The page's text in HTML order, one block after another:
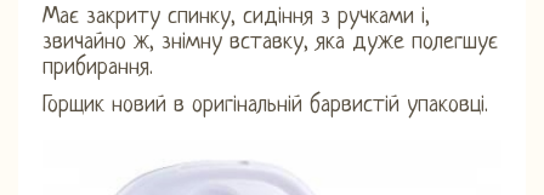
Має закриту спинку, сидіння з ручками і,
звичайно ж, знімну вставку, яка дуже полегшує
прибирання.
Горщик новий в оригінальній барвистій упаковці.